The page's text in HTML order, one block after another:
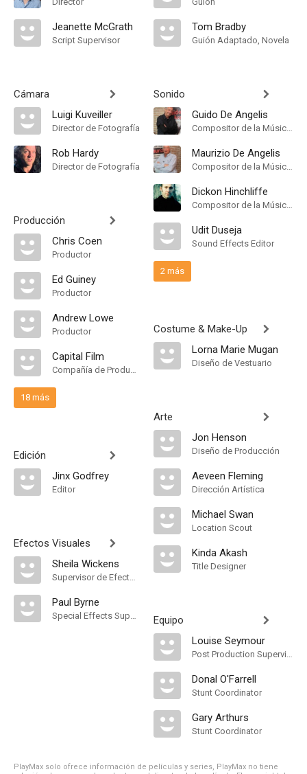
Jeanette McGrath
Script Supervisor
Cámara
Luigi Kuveiller
Director de Fotografía
Rob Hardy
Director de Fotografía
Producción
Chris Coen
Productor
Ed Guiney
Productor
Andrew Lowe
Productor
Capital Film
Compañía de Produccion
18 más
Edición
Jinx Godfrey
Editor
Efectos Visuales
Sheila Wickens
Supervisor de Efectos Visuales
Paul Byrne
Special Effects Supervisor
Tom Bradby
Guión Adaptado, Novela
Sonido
Guido De Angelis
Compositor de la Música Original
Maurizio De Angelis
Compositor de la Música Original
Dickon Hinchliffe
Compositor de la Música Original
Udit Duseja
Sound Effects Editor
2 más
Costume & Make-Up
Lorna Marie Mugan
Diseño de Vestuario
Arte
Jon Henson
Diseño de Producción
Aeveen Fleming
Dirección Artística
Michael Swan
Location Scout
Kinda Akash
Title Designer
Equipo
Louise Seymour
Post Production Supervisor
Donal O'Farrell
Stunt Coordinator
Gary Arthurs
Stunt Coordinator
PlayMax solo ofrece información de películas y series, PlayMax no tiene